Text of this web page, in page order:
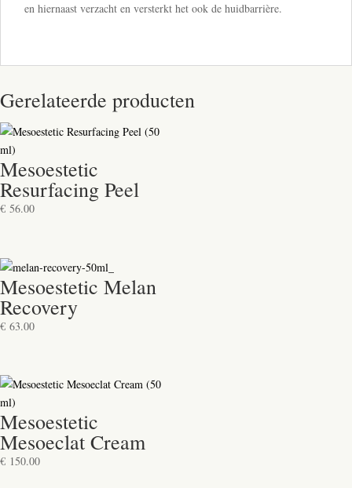
en hiernaast verzacht en versterkt het ook de huidbarrière.
Gerelateerde producten
Mesoestetic
Resurfacing Peel
€ 56.00
Mesoestetic Melan
Recovery
€ 63.00
Mesoestetic
Mesoeclat Cream
€ 150.00